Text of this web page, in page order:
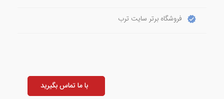
فروشگاه برتر سایت ترب
با ما تماس بگیرید